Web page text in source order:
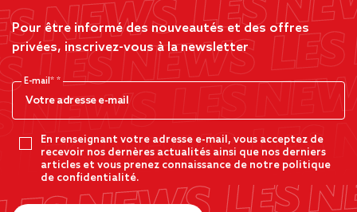
Pour être informé des nouveautés et des offres
privées, inscrivez-vous à la newsletter
E-mail*
En renseignant votre adresse e-mail, vous acceptez de
recevoir nos dernères actualités ainsi que nos derniers
articles et vous prenez connaissance de notre politique
de confidentialité.